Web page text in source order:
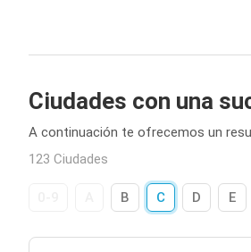
Ciudades con una
A continuación te ofrecemos un
123 Ciudades
B C D E